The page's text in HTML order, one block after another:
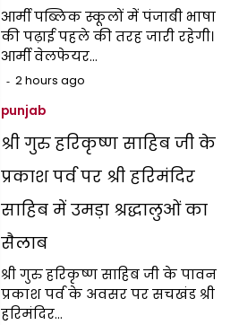
आर्मी पब्लिक स्कूलों में पंजाबी भाषा
की पढ़ाई पहले की तरह जारी रहेगी।
आर्मी वेलफेयर…
2 hours ago
punjab
श्री गुरु हरिकृष्ण साहिब जी के
प्रकाश पर्व पर श्री हरिमंदिर
साहिब में उमड़ा श्रद्धालुओं का
सैलाब
श्री गुरु हरिकृष्ण साहिब जी के पावन
प्रकाश पर्व के अवसर पर सचखंड श्री
हरिमंदिर…